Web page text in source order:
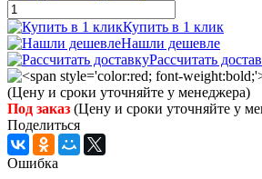
Купить в 1 клик
Нашли дешевле
Рассчитать
Под заказ (Цену и сроки уточняйте у
Поделиться
Ошибка